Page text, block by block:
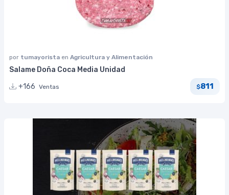
por tumayorista en Agricultura y Alimentación
Salame Doña Coca Media Unidad
+166 Ventas $811